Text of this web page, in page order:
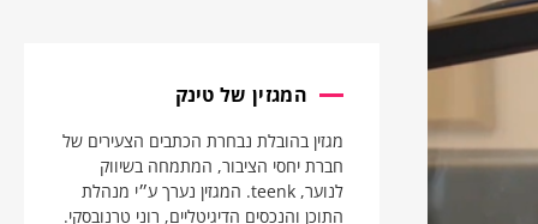
המגזין של טינק
מגזין בהובלת נבחרת הכתבים הצעירים של
חברת יחסי הציבור, המתמחה בשיווק
לנוער, teenk. המגזין נערך ע״י מנהלת
התוכן והנכסים הדיגיטליים, רוני טרנובסקי.